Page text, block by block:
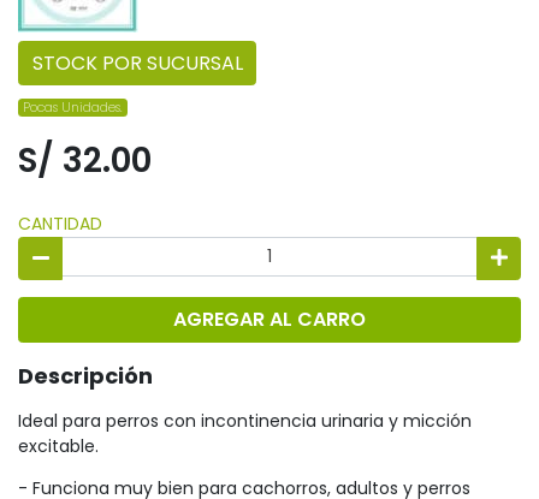
STOCK POR SUCURSAL
Pocas Unidades.
S/ 32.00
CANTIDAD
AGREGAR AL CARRO
Descripción
Ideal para perros con incontinencia urinaria y micción
excitable.
- Funciona muy bien para cachorros, adultos y perros